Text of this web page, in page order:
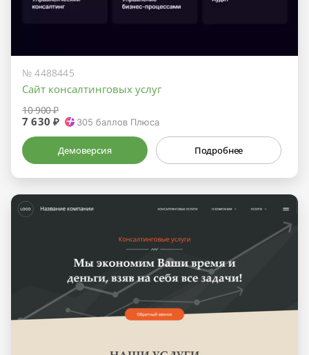
№ 4488445
Сайт консалтинговых услуг
10 900 ₽
7 630 ₽ 305 баллов Плюса
Демоверсия Подробнее